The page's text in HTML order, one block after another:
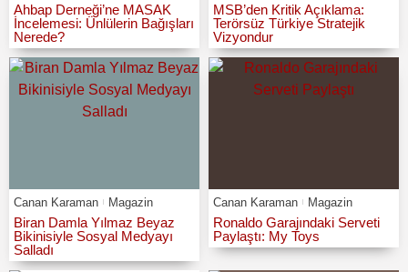
Ahbap Derneği’ne MASAK
İncelemesi: Ünlülerin Bağışları
Nerede?
MSB’den Kritik Açıklama:
Terörsüz Türkiye Stratejik
Vizyondur
Canan Karaman Magazin
Biran Damla Yılmaz Beyaz
Bikinisiyle Sosyal Medyayı
Salladı
Canan Karaman Magazin
Ronaldo Garajındaki Serveti
Paylaştı: My Toys